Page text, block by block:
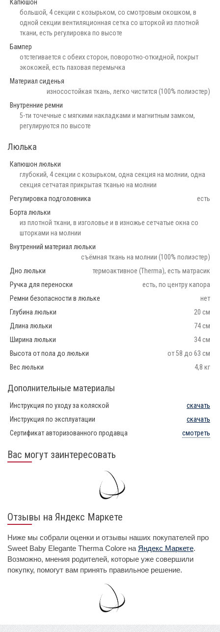
Капюшон
большой, 4 секции с козырьком, со смотровым окошком, в
одной секции вентиляционная сетка со шторкой из плотной
ткани, есть регулировка по высоте
Бампер
отстегивается с обеих сторон, поворотно-откидной, покрыт
экокожей, есть паховая перемычка
Материал сиденья
износостойкая ткань, легко чистится (100% полиэстер)
Внутренние ремни
5-ти точечные с мягкими накладками и магнитным замком,
регулируются по высоте
Люлька
Капюшон люльки
глубокий, 4 секции с козырьком, одна секция на молнии, одна
секция сетчатая прикрытая тканью на молнии
Регулировка подголовника
есть
Борта люльки
из плотной ткани, в изголовье и в изножье сетчатые окна со
шторками на молнии
Внутренний материал люльки
съёмная ткань на молнии (100% полиэстер)
Дно люльки
термоактивное (Therma), есть матрасик
Ручка для переноски
есть, по центру капора
Ремни безопасности в люльке
нет
Глубина люльки
20 см
Длина люльки
74 см
Ширина люльки
34 см
Высота от пола до люльки
от 58 до 63 см
Вес люльки
4,8 кг
Дополнительные материалы
Инструкция по уходу за коляской
скачать
Инструкция по эксплуатации
скачать
Сертификат авторизованного продавца
смотреть
Вас могут заинтересовать
Отзывы на Яндекс Маркете
Ниже мы собрали оценки и отзывы наших покупателей про
Sweet Baby Elegante Therma Colore на Яндекс Маркете.
Возможно, мнения родителей, которые уже совершили
покупку, помогут вам принять правильное решение.